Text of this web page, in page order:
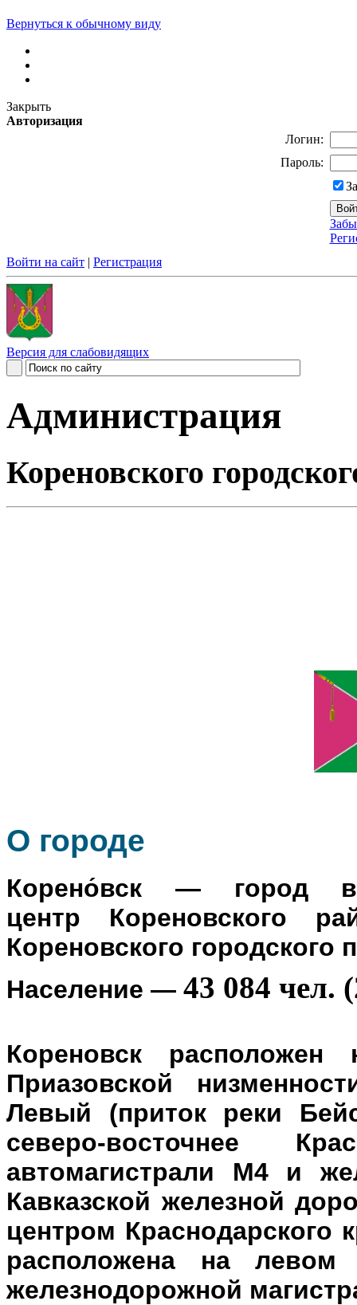
Вернуться к обычному виду
Закрыть
Авторизация
Логин:
Пароль:
Войти на сайт | Регистрация
Версия для слабовидящих
Администрация
Кореновского
О городе
Корено́вск — город в
центр Кореновского
Кореновского городского
Население — 43 084 чел.
Кореновск
Приазовской
Левый (приток реки
северо-восточнее
автомагистрали М4 и
Кавказской железной
центром Краснодарского
расположена на левом
железнодорожной